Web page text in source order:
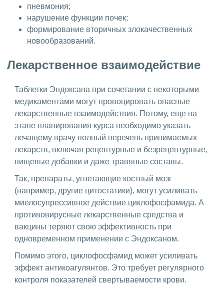
пневмония;
нарушение функции почек;
формирование вторичных злокачественных
новообразований.
Лекарственное взаимодействие
Таблетки Эндоксана при сочетании с некоторыми
медикаментами могут провоцировать опасные
лекарственные взаимодействия. Потому, еще на
этапе планирования курса необходимо указать
лечащему врачу полный перечень принимаемых
лекарств, включая рецептурные и безрецептурные,
пищевые добавки и даже травяные составы.
Так, препараты, угнетающие костный мозг
(например, другие цитостатики), могут усиливать
миелосупрессивное действие циклофосфамида. А
противовирусные лекарственные средства и
вакцины теряют свою эффективность при
одновременном применении с Эндоксаном.
Помимо этого, циклофосфамид может усиливать
эффект антикоагулянтов. Это требует регулярного
контроля показателей свертываемости крови.